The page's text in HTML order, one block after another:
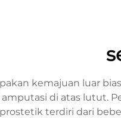
kemajuan luar
di atas lutut.
terdiri dari